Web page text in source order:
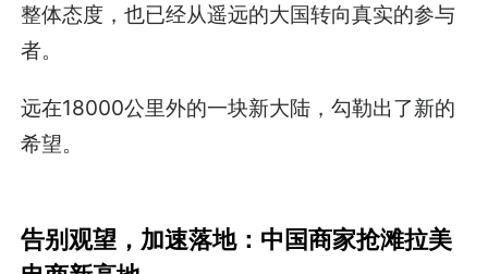
整体态度，也已经从遥远的大国转向真实的参与
者。
远在18000公里外的一块新大陆，勾勒出了新的
希望。
告别观望，加速落地：中国商家抢滩拉美